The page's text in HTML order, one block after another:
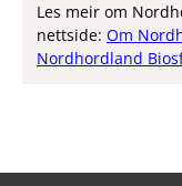
Les meir om
nettside: Om
Nordhordland